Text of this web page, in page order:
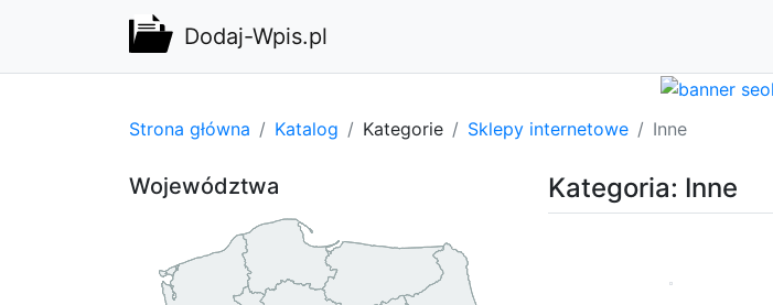
Dodaj-Wpis.pl
Strona główna Katalog Kategorie Sklepy internetowe Inne
Kategoria: Inne
Województwa